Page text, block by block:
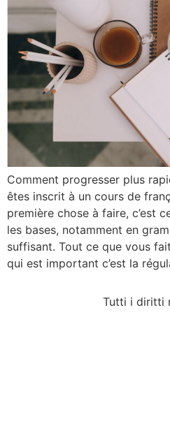
Comment progresser plus
êtes inscrit à un cours de
première chose à faire, c’est
les bases, notamment en
suffisant. Tout ce que vous
qui est important c’est la
Tutti i diritti